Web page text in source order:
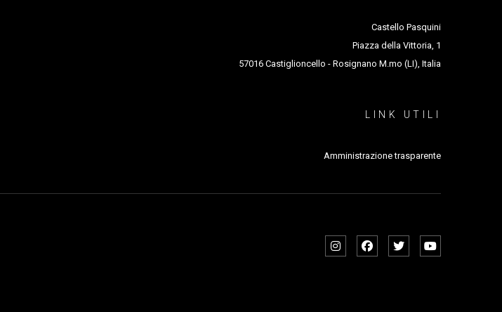
Castello Pasquini
Piazza della Vittoria, 1
57016 Castiglioncello - Rosignano M.mo (LI), Italia
LINK UTILI
Amministrazione trasparente